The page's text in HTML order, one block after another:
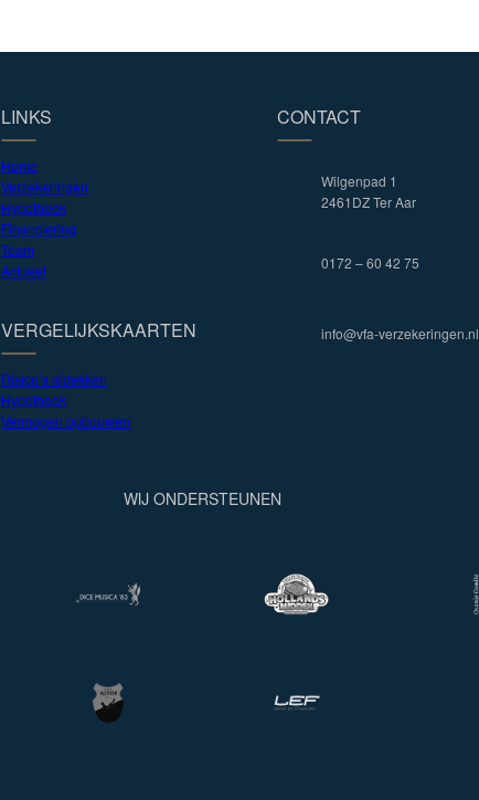
LINKS
Home
Verzekeringen
Hypotheek
Financiering
Team
Actueel
VERGELIJKSKAARTEN
Risico’s afdekken
Hypotheek
Vermogen opbouwen
CONTACT
Wilgenpad 1
2461DZ Ter Aar
0172 – 60 42 75
info@vfa-verzekeringen.nl
WIJ ONDERSTEUNEN